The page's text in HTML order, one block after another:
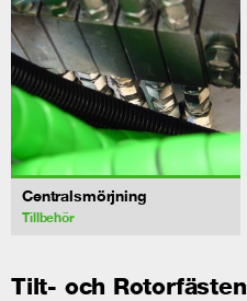
Centralsmörjning
Tillbehör
Tilt- och Rotorfästen